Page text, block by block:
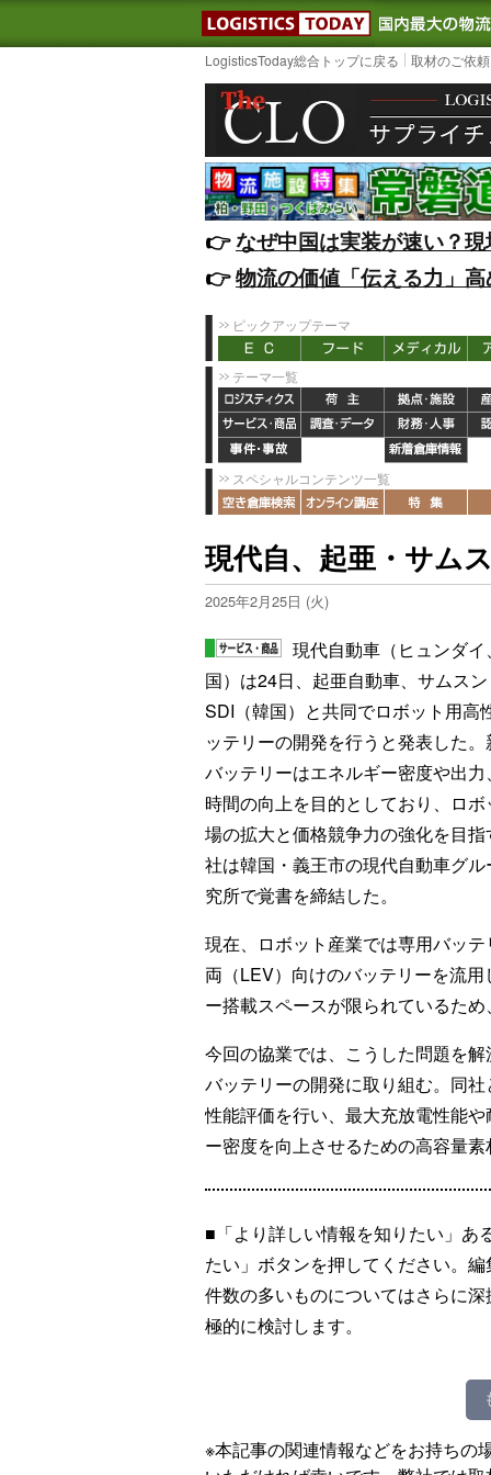
LOGISTICS
LogisticsToday総合トップに戻る 取材のご依
👉️なぜ中国は実装が速い？
👉️物流の価値「伝える力」
ピックアップテーマ
テーマ一覧
スペシャルコンテンツ一覧
現代自、起亜・サム
2025年2月25日 (火)
現代自動車（ヒュンダイ
国）は24日、起亜自動車、サムスン
SDI（韓国）と共同でロボット用高
ッテリーの開発を行うと発表した。
バッテリーはエネルギー密度や出力
時間の向上を目的としており、ロボ
場の拡大と価格競争力の強化を目指
社は韓国・義王市の現代自動車グル
究所で覚書を締結した。
現在、ロボット産業では専用バッ
両（LEV）向けのバッテリーを流
ー搭載スペースが限られているため
今回の協業では、こうした問題を
バッテリーの開発に取り組む。同
性能評価を行い、最大充放電性能
ー密度を向上させるための高容量
■「より詳しい情報を知りたい」あ
たい」ボタンを押してください。
件数の多いものについてはさらに
極的に検討します。
※本記事の関連情報などをお持ちの